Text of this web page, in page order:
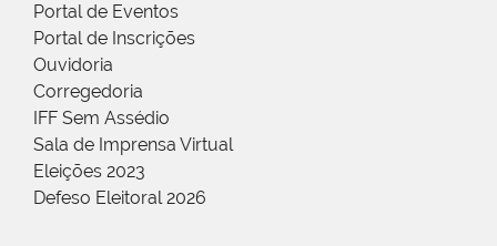
Portal de Eventos
Portal de Inscrições
Ouvidoria
Corregedoria
IFF Sem Assédio
Sala de Imprensa Virtual
Eleições 2023
Defeso Eleitoral 2026